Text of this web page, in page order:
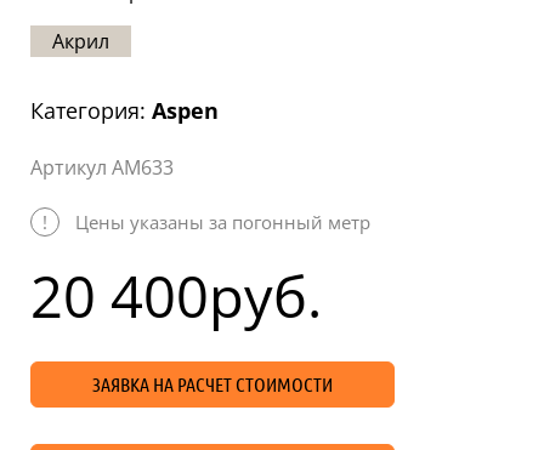
Карта
Акрил
Категория: Aspen
Артикул AM633
! Цены указаны за погонный метр
20 400руб.
ЗАЯВКА НА РАСЧЕТ СТОИМОСТИ